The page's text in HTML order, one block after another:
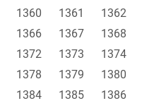
1360 1361
1362
1366 1367
1368
1372 1373
1374
1378 1379
1380
1384 1385
1386